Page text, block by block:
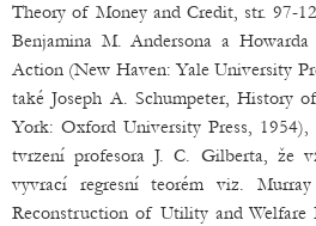
Theory of Money and Credit, str. 97-
Benjamina M. Andersona a
Action (New Haven: Yale University
také Joseph A. Schumpeter, History
York: Oxford University Press,
tvrzení profesora J. C. Gilberta, že
vyvrací regresní teorém viz.
Reconstruction of Utility and Welfare